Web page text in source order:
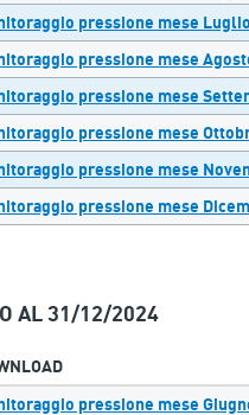
pressione mese Luglio
pressione mese
pressione mese
pressione mese
pressione mese
pressione mese
AL 31/12/2024
pressione mese